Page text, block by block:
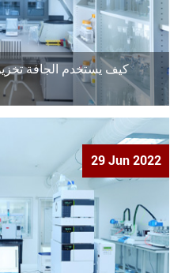
كيف يستخدم الجافة
29 Jun 2022